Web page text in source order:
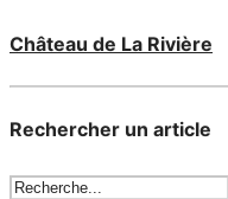
Château de La Rivière
Rechercher un article